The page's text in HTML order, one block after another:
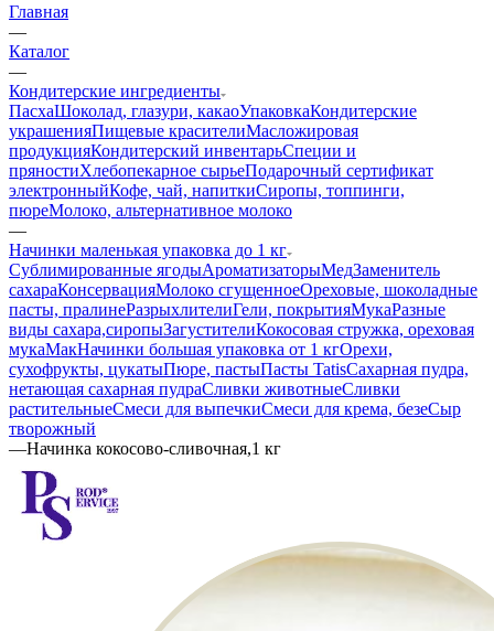
Главная
—
Каталог
—
Кондитерские ингредиенты
ПасхаШоколад, глазури, какаоУпаковкаКондитерские
украшенияПищевые красителиМасложировая
продукцияКондитерский инвентарьСпеции и
пряностиХлебопекарное сырьеПодарочный сертификат
электронныйКофе, чай, напиткиСиропы, топпинги,
пюреМолоко, альтернативное молоко
—
Начинки маленькая упаковка до 1 кг
Сублимированные ягодыАроматизаторыМедЗаменитель
сахараКонсервацияМолоко сгущенноеОреховые, шоколадные
пасты, пралинеРазрыхлителиГели, покрытияМукаРазные
виды сахара,сиропыЗагустителиКокосовая стружка, ореховая
мукаМакНачинки большая упаковка от 1 кгОрехи,
сухофрукты, цукатыПюре, пастыПасты TatisСахарная пудра,
нетающая сахарная пудраСливки животныеСливки
растительныеСмеси для выпечкиСмеси для крема, безеСыр
творожный
—Начинка кокосово-сливочная,1 кг